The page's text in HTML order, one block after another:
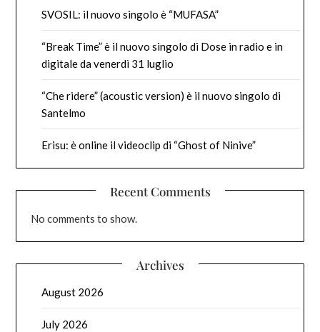
SVOSIL: il nuovo singolo è “MUFASA”
“Break Time” è il nuovo singolo di Dose in radio e in
digitale da venerdì 31 luglio
“Che ridere” (acoustic version) è il nuovo singolo di
Santelmo
Erisu: è online il videoclip di “Ghost of Ninive”
Recent Comments
No comments to show.
Archives
August 2026
July 2026